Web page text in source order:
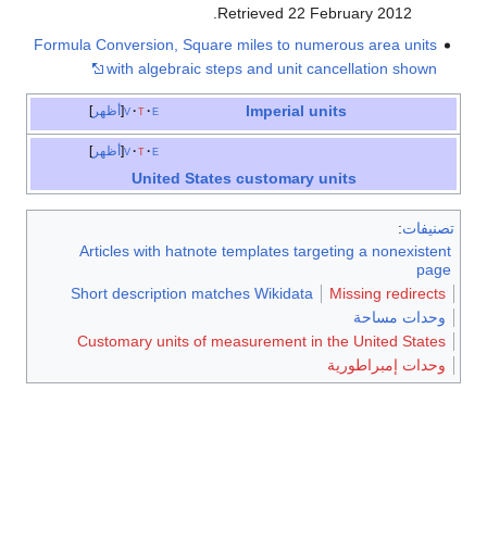
Retrieved 22 February 2012
Formula Conversion, Square miles to numerous area units
with algebraic steps and unit cancellation shown
أظهر v t e Imperial units
أظهر v t e
United States customary units
تصنيفات:
Articles with hatnote templates targeting a nonexistent
page
Missing redirects
Short description matches Wikidata
وحدات مساحة
Customary units of measurement in the United States
وحدات إمبراطورية